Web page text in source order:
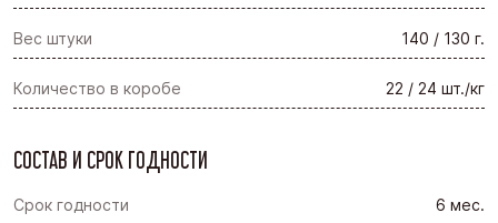
Вес штуки 140 / 130 г.
Количество в коробе 22 / 24 шт./кг
СОСТАВ И СРОК ГОДНОСТИ
Срок годности 6 мес.